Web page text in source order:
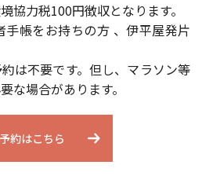
協力税100円徴収となります。
帳をお持ちの方 、伊平屋発片
は不要です。但し、マラソン等
な場合があります。
約はこちら